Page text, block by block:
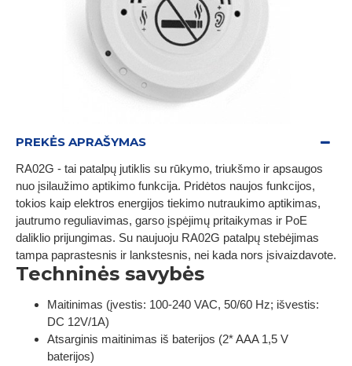
PREKĖS APRAŠYMAS
RA02G - tai patalpų jutiklis su rūkymo, triukšmo ir apsaugos
nuo įsilaužimo aptikimo funkcija. Pridėtos naujos funkcijos,
tokios kaip elektros energijos tiekimo nutraukimo aptikimas,
jautrumo reguliavimas, garso įspėjimų pritaikymas ir PoE
daliklio prijungimas. Su naujuoju RA02G patalpų stebėjimas
tampa paprastesnis ir lankstesnis, nei kada nors įsivaizdavote.
Techninės savybės
Maitinimas (įvestis: 100-240 VAC, 50/60 Hz; išvestis:
DC 12V/1A)
Atsarginis maitinimas iš baterijos (2* AAA 1,5 V
baterijos)